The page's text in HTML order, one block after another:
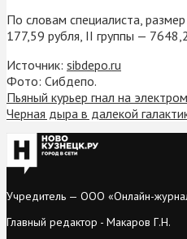
По словам специалиста,
177,59 рубля, II группы —
Источник: sibdepo.ru
Фото: Сибдепо.
Пьяный курьер гнал на
Черная дыра в далекой
Учредитель — ООО «Онлайн-
Главный редактор - Макаров Г.Н.